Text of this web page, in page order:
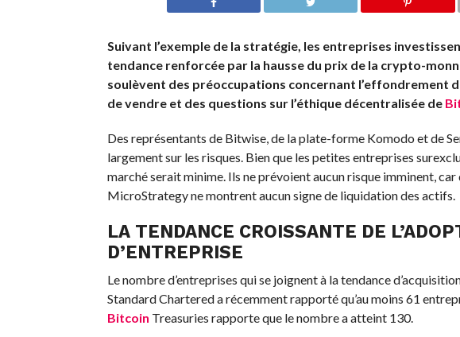
Suivant l’exemple de la stratégie, les entreprises
tendance renforcée par la hausse du prix de la crypto-
soulèvent des préoccupations concernant l’effondrement
de vendre et des questions sur l’éthique décentralisée de
Des représentants de Bitwise, de la plate-forme Komodo et de
largement sur les risques. Bien que les petites entreprises
marché serait minime. Ils ne prévoient aucun risque imminent,
MicroStrategy ne montrent aucun signe de liquidation des actifs.
LA TENDANCE CROISSANTE DE
D’ENTREPRISE
Le nombre d’entreprises qui se joignent à la tendance
Standard Chartered a récemment rapporté qu’au moins 61
Bitcoin Treasuries rapporte que le nombre a atteint 130.